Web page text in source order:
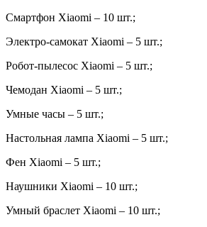
Смартфон Xiaomi – 10 шт.;
Электро-самокат Xiaomi – 5 шт.;
Робот-пылесос Xiaomi – 5 шт.;
Чемодан Xiaomi – 5 шт.;
Умные часы – 5 шт.;
Настольная лампа Xiaomi – 5 шт.;
Фен Xiaomi – 5 шт.;
Наушники Xiaomi – 10 шт.;
Умный браслет Xiaomi – 10 шт.;